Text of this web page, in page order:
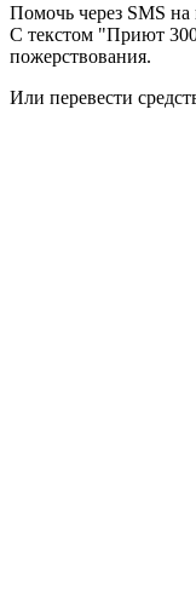
Помочь через SMS
С текстом "Приют
пожерствования.
Или перевести